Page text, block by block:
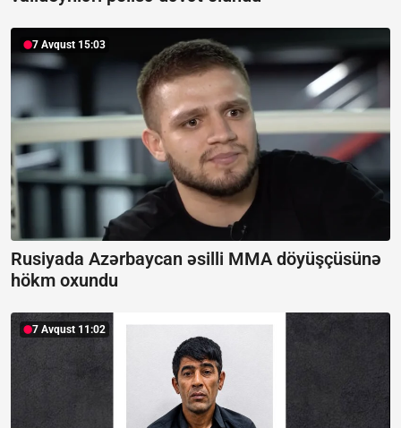
7 Avqust 15:03
Rusiyada Azərbaycan əsilli MMA döyüşçüsünə
hökm oxundu
7 Avqust 11:02